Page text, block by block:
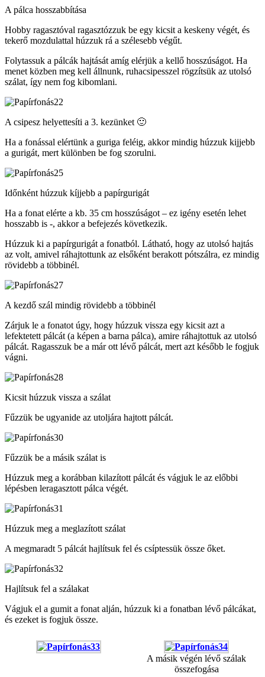
A pálca hosszabbítása
Hobby ragasztóval ragasztózzuk be egy kicsit a keskeny végét, és
tekerő mozdulattal húzzuk rá a szélesebb végűt.
Folytassuk a pálcák hajtását amíg elérjük a kellő hosszúságot. Ha
menet közben meg kell állnunk, ruhacsipesszel rögzítsük az utolsó
szálat, így nem fog kibomlani.
A csipesz helyettesíti a 3. kezünket 🙂
Ha a fonással elértünk a guriga feléig, akkor mindig húzzuk kijjebb
a gurigát, mert különben be fog szorulni.
Időnként húzzuk kíjjebb a papírgurigát
Ha a fonat elérte a kb. 35 cm hosszúságot – ez igény esetén lehet
hosszabb is -, akkor a befejezés következik.
Húzzuk ki a papírgurigát a fonatból. Látható, hogy az utolsó hajtás
az volt, amivel ráhajtottunk az elsőként berakott pótszálra, ez mindig
rövidebb a többinél.
A kezdő szál mindig rövidebb a többinél
Zárjuk le a fonatot úgy, hogy húzzuk vissza egy kicsit azt a
lefektetett pálcát (a képen a barna pálca), amire ráhajtottuk az utolsó
pálcát. Ragasszuk be a már ott lévő pálcát, mert azt később le fogjuk
vágni.
Kicsit húzzuk vissza a szálat
Fűzzük be ugyanide az utoljára hajtott pálcát.
Fűzzük be a másik szálat is
Húzzuk meg a korábban kilazított pálcát és vágjuk le az előbbi
lépésben leragasztott pálca végét.
Húzzuk meg a meglazított szálat
A megmaradt 5 pálcát hajlítsuk fel és csíptessük össze őket.
Hajlítsuk fel a szálakat
Vágjuk el a gumit a fonat alján, húzzuk ki a fonatban lévő pálcákat,
és ezeket is fogjuk össze.
A másik végén lévő szálak
összefogása